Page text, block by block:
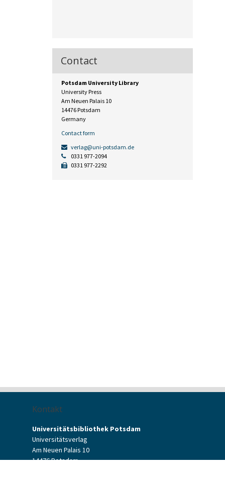
Contact
Potsdam University Library
University Press
Am Neuen Palais 10
14476 Potsdam
Germany
Contact form
verlag@uni-potsdam.de
0331 977-2094
0331 977-2292
Kontakt
Universitätsbibliothek Potsdam
Universitätsverlag
Am Neuen Palais 10
14476 Potsdam